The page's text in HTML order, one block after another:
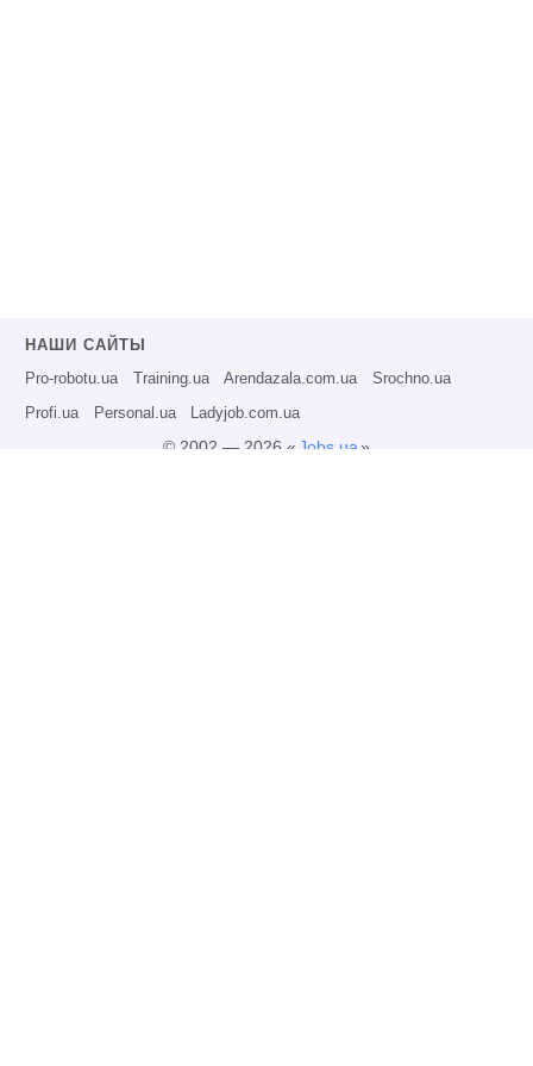
НАШИ САЙТЫ
Pro-robotu.ua Training.ua Arendazala.com.ua Srochno.ua
Profi.ua Personal.ua Ladyjob.com.ua
© 2002 — 2026 « Jobs.ua»